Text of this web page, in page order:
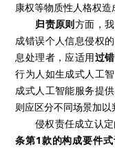
康权等物质性人格权造
归责原则方面，
成错误个人信息侵权
息处理者，应适用过
行为人如生成式人工
成式人工智能服务提
则应区分不同场景加以
侵权责任成立认定
条第1款的构成要件